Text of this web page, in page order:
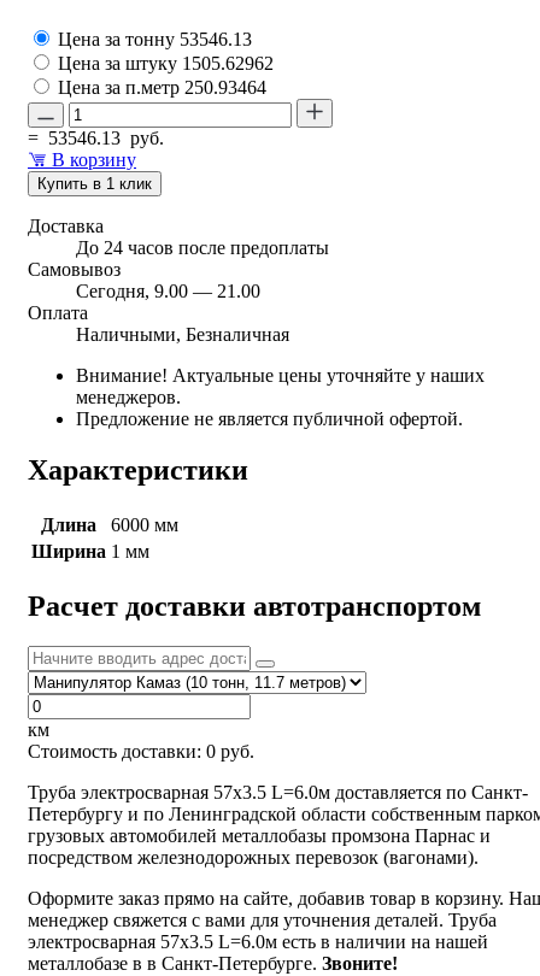
Цена за тонну 53546.13
Цена за штуку 1505.62962
Цена за п.метр 250.93464
= 53546.13 руб.
В корзину
Купить в 1 клик
Доставка
До 24 часов после предоплаты
Самовывоз
Сегодня, 9.00 — 21.00
Оплата
Наличными, Безналичная
Внимание! Актуальные цены уточняйте у наших
менеджеров.
Предложение не является публичной офертой.
Характеристики
Длина
6000 мм
Ширина 1 мм
Расчет доставки автотранспортом
км
Стоимость доставки: 0 руб.
Труба электросварная 57х3.5 L=6.0м доставляется по Санкт-
Петербургу и по Ленинградской области собственным
грузовых автомобилей металлобазы промзона Парнас и
посредством железнодорожных перевозок (вагонами).
Оформите заказ прямо на сайте, добавив товар в корзину.
менеджер свяжется с вами для уточнения деталей. Труба
электросварная 57х3.5 L=6.0м есть в наличии на нашей
металлобазе в в Санкт-Петербурге. Звоните!